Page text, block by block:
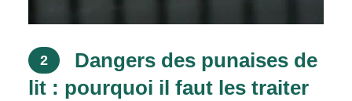
2
Dangers des punaises de
lit : pourquoi il faut les traiter